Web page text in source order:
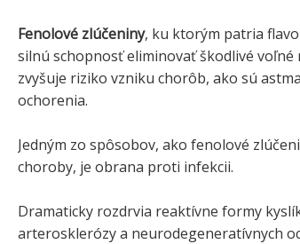
Fenolové zlúčeniny, ku ktorým patria
silnú schopnosť eliminovať škodlivé
zvyšuje riziko vzniku chorôb, ako sú
ochorenia.
Jedným zo spôsobov, ako fenolové
choroby, je obrana proti infekcii.
Dramaticky rozdrvia reaktívne formy
arterosklerózy a neurodegeneratívnych